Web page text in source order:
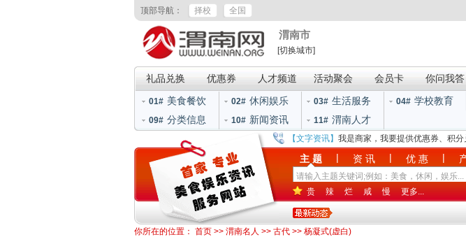
顶部导航： 择校 全国
渭南市
[切换城市]
礼品兑换 优惠券 人才频道 活动聚会 会员卡 你问我答
01# 美食餐饮 02# 休闲娱乐 03# 生活服务 04# 学校教育
09# 分类信息 10# 新闻资讯 11# 渭南人才
【文字资讯】 我是商家，我要提供优惠券、积分
主 题 | 资 讯 | 优 惠 |
贵 辣 烂 咸 慢 更多...
你所在的位置： 首页 >> 渭南名人 >> 古代 >> 杨凝式(虚白)